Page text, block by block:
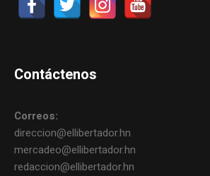
Contáctenos
Correos:
direccion@ellibertador.hn
mercadeo@ellibertador.hn
redaccion@ellibertador.hn